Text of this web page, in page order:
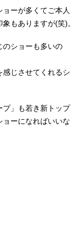
ーが多くてご本人
もありますが(笑)。
のショーも多いの
感じさせてくれるシ
プ」も若き新トップ
ョーになればいいな